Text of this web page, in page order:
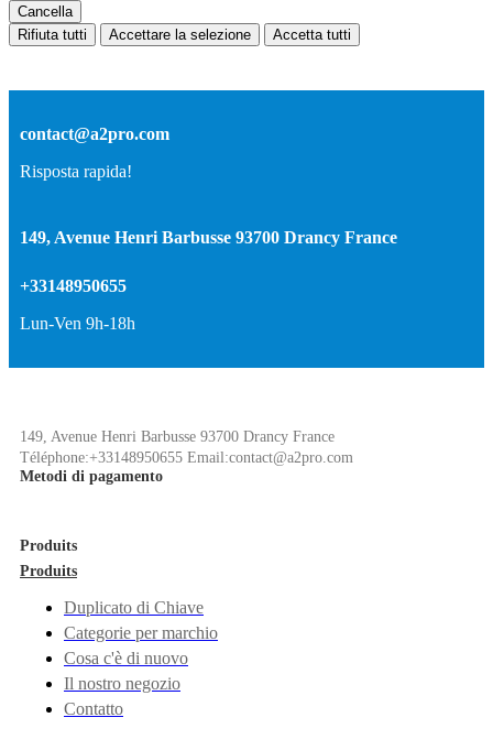
Cancella
Rifiuta tutti
Accettare la selezione Accetta tutti
contact@a2pro.com
Risposta rapida!
149, Avenue Henri Barbusse 93700 Drancy France
+33148950655
Lun-Ven 9h-18h
149, Avenue Henri Barbusse 93700 Drancy France
Téléphone:+33148950655 Email:contact@a2pro.com
Metodi di pagamento
Produits
Produits
Duplicato di Chiave
Categorie per marchio
Cosa c'è di nuovo
Il nostro negozio
Contatto